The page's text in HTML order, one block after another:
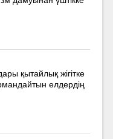
қытайлық жігітке
елдердің